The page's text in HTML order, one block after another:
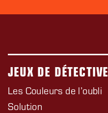
JEUX DE DÉTECTIVE
Les Couleurs de l’oubli
Solution